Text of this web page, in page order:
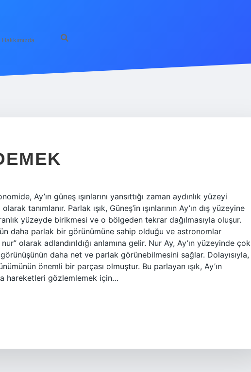
Hakkımızda
Ay’ın güneş ışınlarını yansıttığı zaman aydınlık yüzeyi
tanımlanır. Parlak ışık, Güneş’in ışınlarının Ay’ın dış yüzeyine
yüzeyde birikmesi ve o bölgeden tekrar dağılmasıyla oluşur.
daha parlak bir görünümüne sahip olduğu ve astronomlar
olarak adlandırıldığı anlamına gelir. Nur Ay, Ay’ın yüzeyinde çok
daha net ve parlak görünebilmesini sağlar. Dolayısıyla,
önemli bir parçası olmuştur. Bu parlayan ışık, Ay’ın
hareketleri gözlemlemek için…